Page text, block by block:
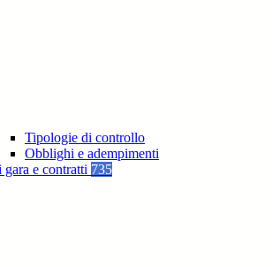
Tipologie di controllo
Obblighi e adempimenti
e contratti 735